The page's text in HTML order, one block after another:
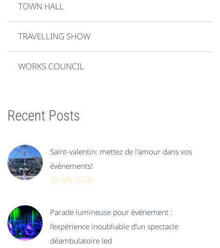
TOWN HALL
TRAVELLING SHOW
WORKS COUNCIL
Recent Posts
Saint-valentin: mettez de l'amour dans vos
événements!
28 July 2026
Parade lumineuse pour événement :
l’expérience inoubliable d’un spectacle
déambulatoire led